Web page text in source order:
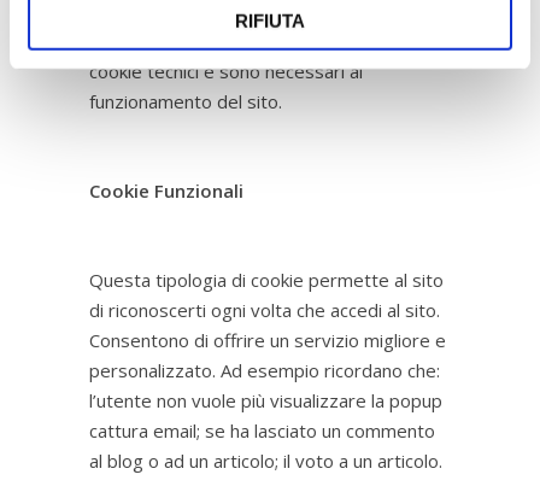
RIFIUTA
accedere ai servizi offerti delle aree
dedicate. I cookie di navigazione sono
cookie tecnici e sono necessari al
funzionamento del sito.
Cookie Funzionali
Questa tipologia di cookie permette al sito
di riconoscerti ogni volta che accedi al sito.
Consentono di offrire un servizio migliore e
personalizzato. Ad esempio ricordano che:
l’utente non vuole più visualizzare la popup
cattura email; se ha lasciato un commento
al blog o ad un articolo; il voto a un articolo.